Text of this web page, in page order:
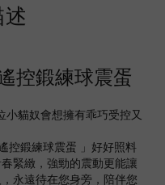
控鍛練球震蛋
小貓奴會想擁有乖巧受控又
控鍛練球震蛋 」好好照料
緊緻，強勁的震動更能讓
永遠待在您身旁，陪伴您